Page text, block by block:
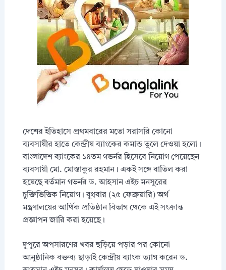
দেশের ইতিহাসে প্রথমবারের মতো সরাসরি কোনো
ব্যবসায়ীর হাতে কেন্দ্রীয় ব্যাংকের কমান্ড তুলে দেওয়া হলো।
বাংলাদেশ ব্যাংকের ১৪তম গভর্নর হিসেবে নিয়োগ পেয়েছেন
ব্যবসায়ী মো. মোস্তাকুর রহমান। একই সঙ্গে বাতিল করা
হয়েছে বর্তমান গভর্নর ড. আহসান এইচ মনসুরের
চুক্তিভিত্তিক নিয়োগ। বুধবার (২৫ ফেব্রুয়ারি) অর্থ
মন্ত্রণালয়ের আর্থিক প্রতিষ্ঠান বিভাগ থেকে এই সংক্রান্ত
প্রজ্ঞাপন জারি করা হয়েছে।
দুপুরে অপসারণের খবর ছড়িয়ে পড়ার পর কোনো
আনুষ্ঠানিক বক্তব্য ছাড়াই কেন্দ্রীয় ব্যাংক ত্যাগ করেন ড.